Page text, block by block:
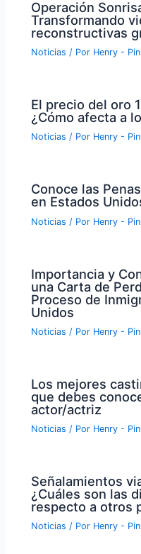
Operación
Transformando
reconstructivas
Noticias / Por Henry -
El precio del oro
¿Cómo afecta a
Noticias / Por Henry -
Conoce las
en Estados
Noticias / Por Henry -
Importancia y
una Carta de
Proceso de
Unidos
Noticias / Por Henry -
Los mejores
que debes
actor/actriz
Noticias / Por Henry -
Señalamientos
¿Cuáles son las
respecto a otros
Noticias / Por Henry -